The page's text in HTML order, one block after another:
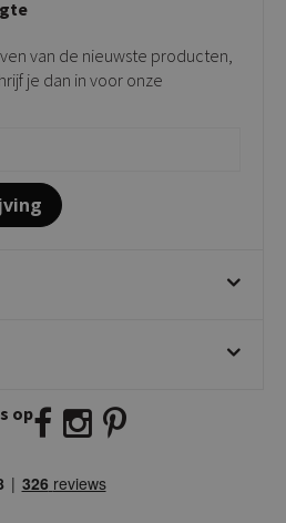
van de nieuwste producten,
je dan in voor onze
op